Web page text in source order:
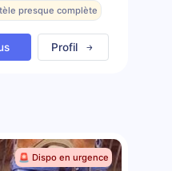
presque complète
Profil
🚨 Dispo en urgence